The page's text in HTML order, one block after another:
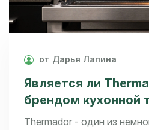
от Дарья Лапина
Является ли
брендом кухонной
выпечки?
Thermador - один из